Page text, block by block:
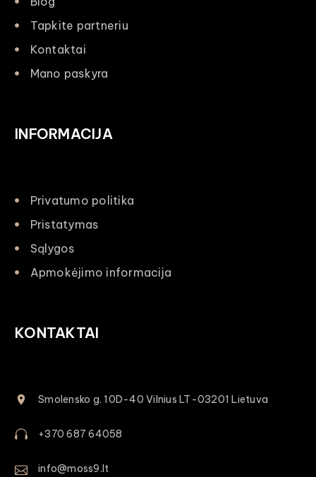
Tapkite partneriu
Kontaktai
Mano paskyra
INFORMACIJA
Privatumo politika
Pristatymas
Sąlygos
Apmokėjimo informacija
KONTAKTAI
Smolensko g. 10D-40 Vilnius LT-03201 Lietuva
+370 687 64058
info@moss9.lt